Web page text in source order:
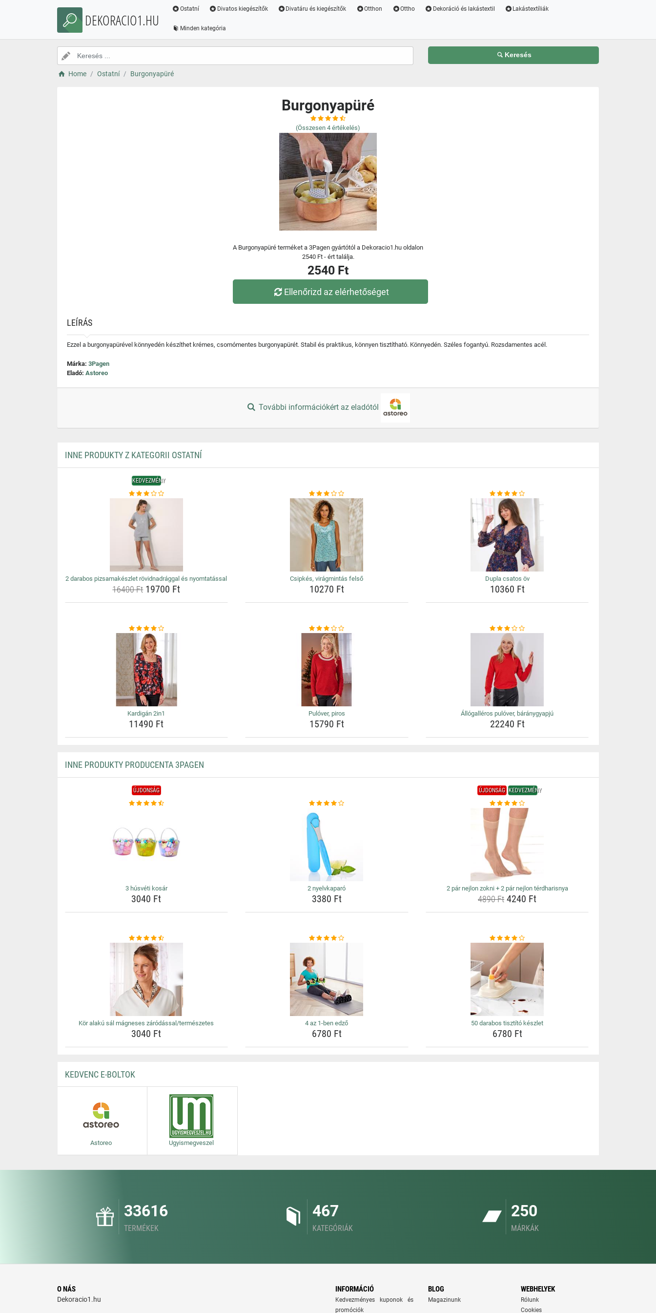
DEKORACIO1.HU
Ostatní Divatos kiegészítők Divatáru és kiegészítők Otthon Ottho Dekoráció és lakástextil Lakástextíliák
Minden kategória
Keresés
Home Ostatní Burgonyapüré
Burgonyapüré
(Összesen 4 értékelés)
A Burgonyapüré terméket a 3Pagen gyártótól a Dekoracio1.hu oldalon
2540 Ft - ért találja.
2540 Ft
Ellenőrizd az elérhetőséget
LEÍRÁS
Ezzel a burgonyapürével könnyedén készíthet krémes, csomómentes burgonyapürét. Stabil és praktikus, könnyen tisztítható. Könnyedén. Széles fogantyú. Rozsdamentes acél.
Márka: 3Pagen
Eladó: Astoreo
További információkért az eladótól
INNE PRODUKTY Z KATEGORII OSTATNÍ
KEDVEZMÉNY
2 darabos pizsamakészlet rövidnadrággal és nyomtatással
16400 Ft19700 Ft
Csipkés, virágmintás felső
10270 Ft
Dupla csatos öv
10360 Ft
Kardigán 2in1
11490 Ft
Pulóver, piros
15790 Ft
Állógalléros pulóver, báránygyapjú
22240 Ft
INNE PRODUKTY PRODUCENTA 3PAGEN
ÚJDONSÁG
3 húsvéti kosár
3040 Ft
2 nyelvkaparó
3380 Ft
ÚJDONSÁG KEDVEZMÉNY
2 pár nejlon zokni + 2 pár nejlon térdharisnya
4890 Ft 4240 Ft
Kör alakú sál mágneses záródással/természetes
3040 Ft
4 az 1-ben edző
6780 Ft
50 darabos tisztító készlet
6780 Ft
KEDVENC E-BOLTOK
Astoreo Ugyismegveszel
33616
TERMÉKEK
467
KATEGÓRIÁK
250
MÁRKÁK
O NÁS
Dekoracio1.hu
INFORMÁCIÓ
Kedvezményes kuponok és
promóciók
BLOG
Magazinunk
WEBHELYEK
Rólunk
Cookies